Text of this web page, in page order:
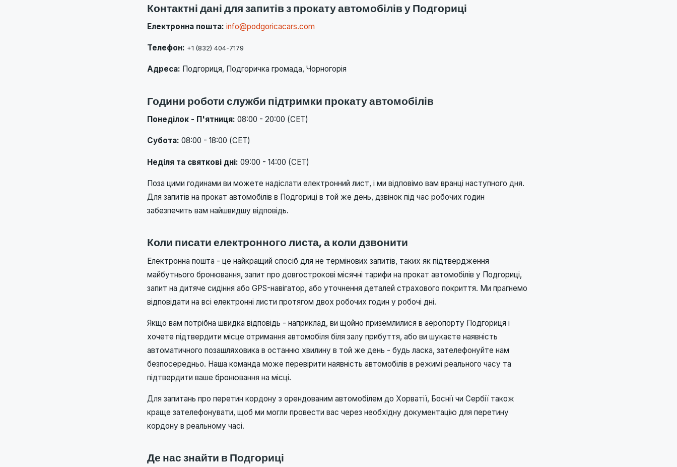
Контактні дані для запитів з прокату автомобілів у Подгориці
Електронна пошта: info@podgoricacars.com
Телефон: +1 (832) 404-7179
Адреса: Подгориця, Подгоричка громада, Чорногорія
Години роботи служби підтримки прокату автомобілів
Понеділок - П'ятниця: 08:00 - 20:00 (CET)
Субота: 08:00 - 18:00 (CET)
Неділя та святкові дні: 09:00 - 14:00 (CET)
Поза цими годинами ви можете надіслати електронний лист, і ми відповімо вам вранці наступного дня.
Для запитів на прокат автомобілів в Подгориці в той же день, дзвінок під час робочих годин
забезпечить вам найшвидшу відповідь.
Коли писати електронного листа, а коли дзвонити
Електронна пошта - це найкращий спосіб для не термінових запитів, таких як підтвердження
майбутнього бронювання, запит про довгострокові місячні тарифи на прокат автомобілів у Подгориці,
запит на дитяче сидіння або GPS-навігатор, або уточнення деталей страхового покриття. Ми прагнемо
відповідати на всі електронні листи протягом двох робочих годин у робочі дні.
Якщо вам потрібна швидка відповідь - наприклад, ви щойно приземлилися в аеропорту Подгориця і
хочете підтвердити місце отримання автомобіля біля залу прибуття, або ви шукаєте наявність
автоматичного позашляховика в останню хвилину в той же день - будь ласка, зателефонуйте нам
безпосередньо. Наша команда може перевірити наявність автомобілів в режимі реального часу та
підтвердити ваше бронювання на місці.
Для запитань про перетин кордону з орендованим автомобілем до Хорватії, Боснії чи Сербії також
краще зателефонувати, щоб ми могли провести вас через необхідну документацію для перетину
кордону в реальному часі.
Де нас знайти в Подгориці